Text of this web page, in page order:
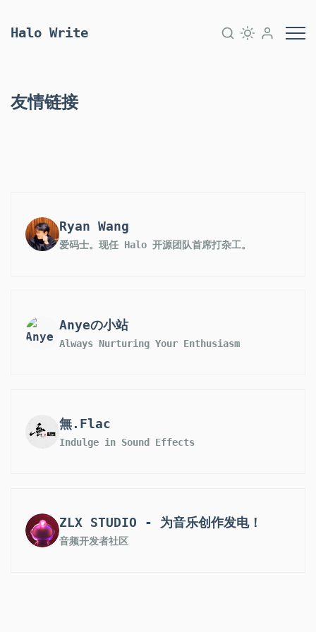
Halo Write
友情链接
Ryan Wang
爱码士。现任 Halo 开源团队首席打杂工。
Anyeの小站
Always Nurturing Your Enthusiasm
無.Flac
Indulge in Sound Effects
ZLX STUDIO - 为音乐创作发电！
音频开发者社区